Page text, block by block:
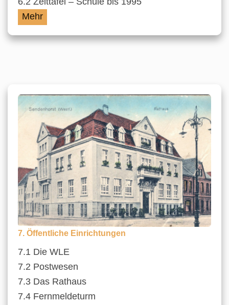
Mehr
7. Öffentliche Einrichtungen
7.1 Die WLE
7.2 Postwesen
7.3 Das Rathaus
7.4 Fernmeldeturm